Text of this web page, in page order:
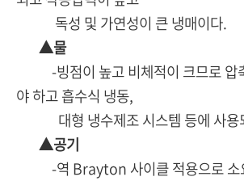
독성 및 가연성이 큰 냉매이다.
▲물
-빙점이 높고 비체적이 크므로 압
야 하고 흡수식 냉동,
대형 냉수제조 시스템 등에 사용
▲공기
-역 Brayton 사이클 적용으로 소